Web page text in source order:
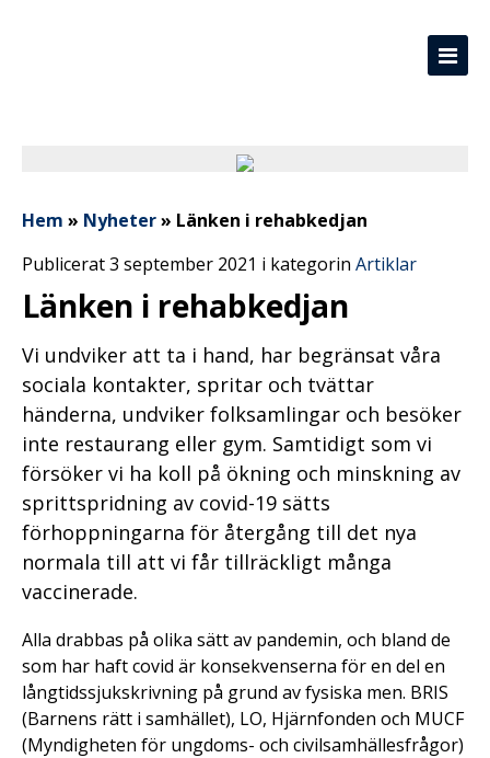
Hem » Nyheter» Länken i rehabkedjan
Publicerat 3 september 2021 i kategorin Artiklar
Länken i rehabkedjan
Vi undviker att ta i hand, har begränsat våra
sociala kontakter, spritar och tvättar
händerna, undviker folksamlingar och besöker
inte restaurang eller gym. Samtidigt som vi
försöker vi ha koll på ökning och minskning av
sprittspridning av covid-19 sätts
förhoppningarna för återgång till det nya
normala till att vi får tillräckligt många
vaccinerade.
Alla drabbas på olika sätt av pandemin, och bland de
som har haft covid är konsekvenserna för en del en
långtidssjukskrivning på grund av fysiska men. BRIS
(Barnens rätt i samhället), LO, Hjärnfonden och MUCF
(Myndigheten för ungdoms- och civilsamhällesfrågor)